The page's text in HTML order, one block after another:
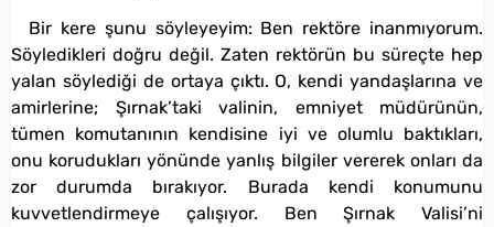
Bir kere şunu söyleyeyim: Ben rektöre inanmıyorum.
Söyledikleri doğru değil. Zaten rektörün bu süreçte hep
yalan söylediği de ortaya çıktı. O, kendi yandaşlarına ve
amirlerine; Şırnak’taki valinin, emniyet müdürünün,
tümen komutanının kendisine iyi ve olumlu baktıkları,
onu korudukları yönünde yanlış bilgiler vererek onları da
zor durumda bırakıyor. Burada kendi konumunu
kuvvetlendirmeye çalışıyor. Ben Şırnak Valisi’ni